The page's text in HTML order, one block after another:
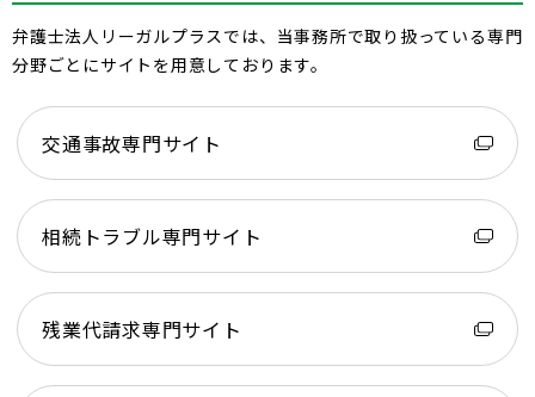
弁護士法人リーガルプラスでは、当事務所で取り扱っている専門
分野ごとにサイトを用意しております。
交通事故専門サイト
相続トラブル専門サイト
残業代請求専門サイト